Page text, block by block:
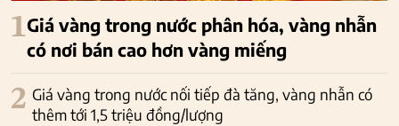
1Giá vàng trong nước phân hóa, vàng nhẫn
có nơi bán cao hơn vàng miếng
2 Giá vàng trong nước nối tiếp đà tăng, vàng nhẫn có
thêm tới 1,5 triệu đồng/lượng